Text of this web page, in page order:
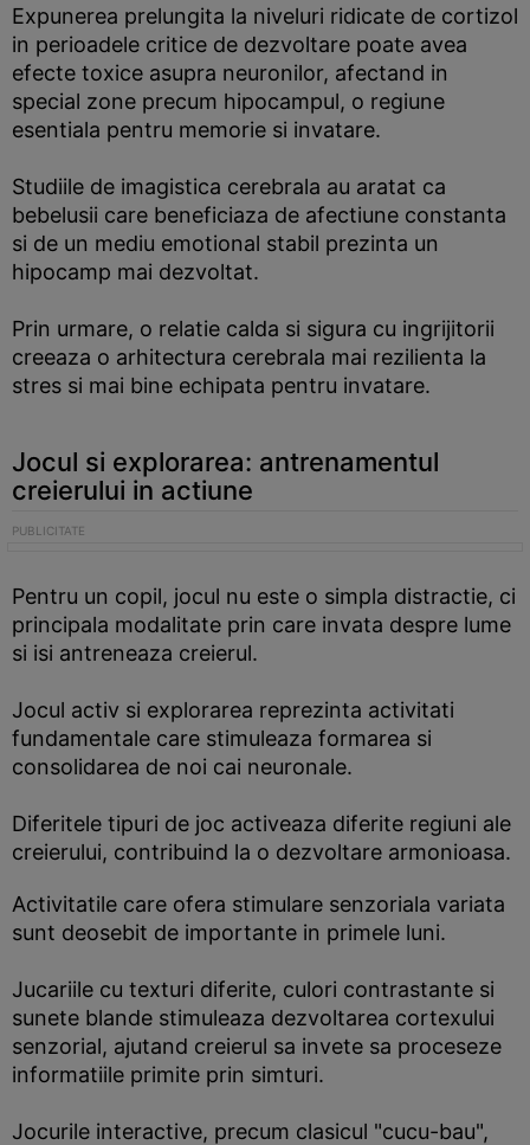
Expunerea prelungita la niveluri ridicate de cortizol
in perioadele critice de dezvoltare poate avea
efecte toxice asupra neuronilor, afectand in
special zone precum hipocampul, o regiune
esentiala pentru memorie si invatare.
Studiile de imagistica cerebrala au aratat ca
bebelusii care beneficiaza de afectiune constanta
si de un mediu emotional stabil prezinta un
hipocamp mai dezvoltat.
Prin urmare, o relatie calda si sigura cu ingrijitorii
creeaza o arhitectura cerebrala mai rezilienta la
stres si mai bine echipata pentru invatare.
Jocul si explorarea: antrenamentul
creierului in actiune
Pentru un copil, jocul nu este o simpla distractie, ci
principala modalitate prin care invata despre lume
si isi antreneaza creierul.
Jocul activ si explorarea reprezinta activitati
fundamentale care stimuleaza formarea si
consolidarea de noi cai neuronale.
Diferitele tipuri de joc activeaza diferite regiuni ale
creierului, contribuind la o dezvoltare armonioasa.
Activitatile care ofera stimulare senzoriala variata
sunt deosebit de importante in primele luni.
Jucariile cu texturi diferite, culori contrastante si
sunete blande stimuleaza dezvoltarea cortexului
senzorial, ajutand creierul sa invete sa proceseze
informatiile primite prin simturi.
Jocurile interactive, precum clasicul "cucu-bau",